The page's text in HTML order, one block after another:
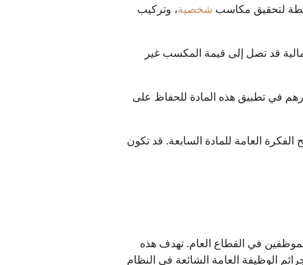
لتحقيق مكاسب شخصية، وتركيب
قد تصل إلى قيمة المكسب غير
في تطبيق هذه المادة للحفاظ على
العامة للمادة السابعة. قد تكون
في القطاع العام. تهدف هذه
الوظيفة العامة الشائعة في النظام